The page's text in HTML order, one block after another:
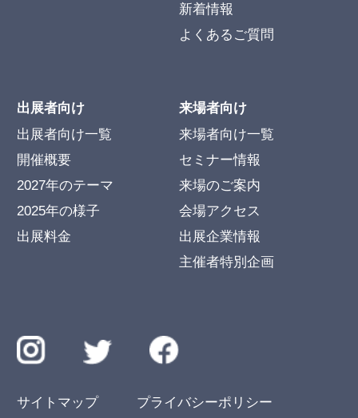
新着情報
よくあるご質問
出展者向け
出展者向け一覧
開催概要
2027年のテーマ
2025年の様子
出展料金
来場者向け
来場者向け一覧
セミナー情報
来場のご案内
会場アクセス
出展企業情報
主催者特別企画
サイトマップ プライバシーポリシー